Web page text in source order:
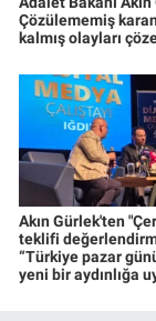
Çözülememiş
kalmış olayları
Akın Gürlek'ten
teklifi
“Türkiye pazar
yeni bir aydınlığa